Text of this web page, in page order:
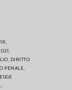
DIRITTO
PENALE,